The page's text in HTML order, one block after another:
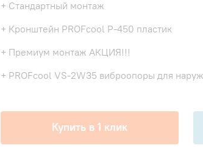
+ Стандартный монтаж
+ Кронштейн PROFcool P-450 пластик
+ Премиум монтаж АКЦИЯ!!!
+ PROFcool VS-2W35 виброопоры для
Купить в 1 клик